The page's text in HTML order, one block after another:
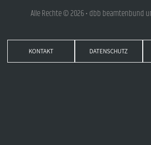
Alle Rechte © 2026 • dbb beamtenbund
KONTAKT DATENSCHUTZ